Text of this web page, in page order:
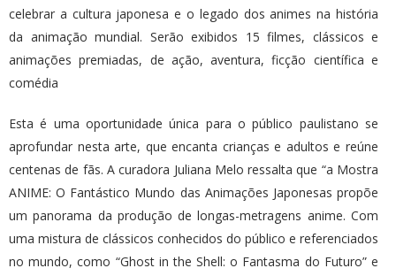
celebrar a cultura japonesa e o legado dos animes na história
da animação mundial. Serão exibidos 15 filmes, clássicos e
animações premiadas, de ação, aventura, ficção científica e
comédia
Esta é uma oportunidade única para o público paulistano se
aprofundar nesta arte, que encanta crianças e adultos e reúne
centenas de fãs. A curadora Juliana Melo ressalta que “a Mostra
ANIME: O Fantástico Mundo das Animações Japonesas propõe
um panorama da produção de longas-metragens anime. Com
uma mistura de clássicos conhecidos do público e referenciados
no mundo, como “Ghost in the Shell: o Fantasma do Futuro” e